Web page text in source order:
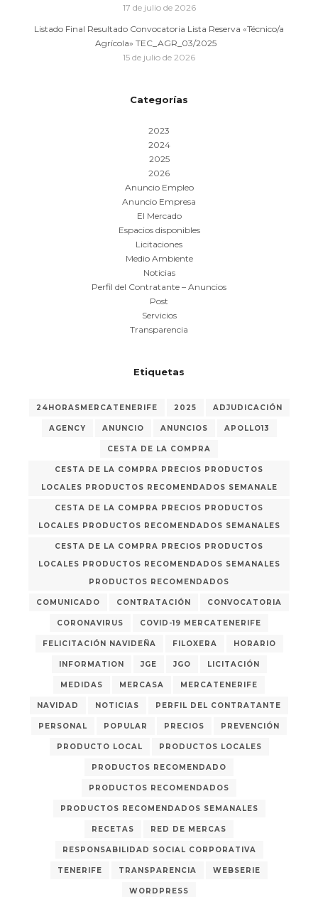
17 de julio de 2026
Listado Final Resultado Convocatoria Lista Reserva «Técnico/a
Agrícola» TEC_AGR_03/2025
15 de julio de 2026
Categorías
2023
2024
2025
2026
Anuncio Empleo
Anuncio Empresa
El Mercado
Espacios disponibles
Licitaciones
Medio Ambiente
Noticias
Perfil del Contratante – Anuncios
Post
Servicios
Transparencia
Etiquetas
24HORASMERCATENERIFE 2025 ADJUDICACIÓN
AGENCY ANUNCIO ANUNCIOS APOLLO13
CESTA DE LA COMPRA
CESTA DE LA COMPRA PRECIOS PRODUCTOS
LOCALES PRODUCTOS RECOMENDADOS SEMANALE
CESTA DE LA COMPRA PRECIOS PRODUCTOS
LOCALES PRODUCTOS RECOMENDADOS SEMANALES
CESTA DE LA COMPRA PRECIOS PRODUCTOS
LOCALES PRODUCTOS RECOMENDADOS SEMANALES
PRODUCTOS RECOMENDADOS
COMUNICADO CONTRATACIÓN CONVOCATORIA
CORONAVIRUS COVID-19 MERCATENERIFE
FELICITACIÓN NAVIDEÑA FILOXERA HORARIO
INFORMATION JGE JGO LICITACIÓN
MEDIDAS MERCASA MERCATENERIFE
NAVIDAD NOTICIAS PERFIL DEL CONTRATANTE
PERSONAL POPULAR PRECIOS PREVENCIÓN
PRODUCTO LOCAL PRODUCTOS LOCALES
PRODUCTOS RECOMENDADO
PRODUCTOS RECOMENDADOS
PRODUCTOS RECOMENDADOS SEMANALES
RECETAS RED DE MERCAS
RESPONSABILIDAD SOCIAL CORPORATIVA
TENERIFE TRANSPARENCIA WEBSERIE
WORDPRESS